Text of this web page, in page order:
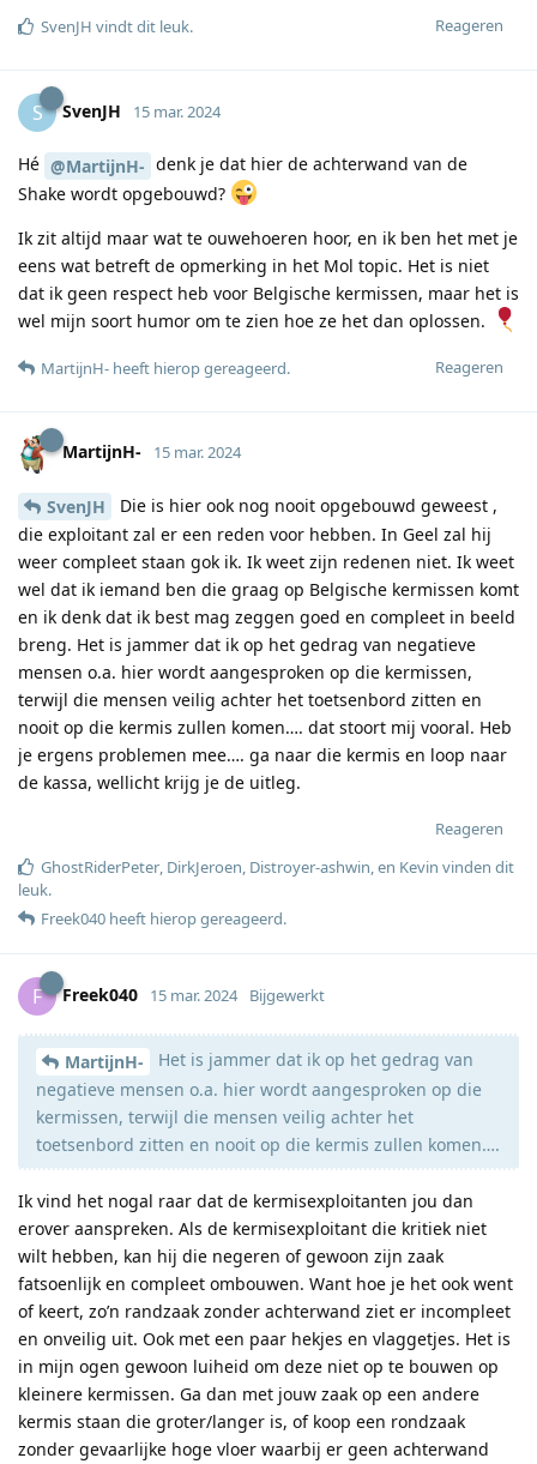
Reageren
SvenJH vindt dit leuk.
S SvenJH 15 mar. 2024
Hé @MartijnH- denk je dat hier de achterwand van de
Shake wordt opgebouwd?
Ik zit altijd maar wat te ouwehoeren hoor, en ik ben het met je
eens wat betreft de opmerking in het Mol topic. Het is niet
dat ik geen respect heb voor Belgische kermissen, maar het is
wel mijn soort humor om te zien hoe ze het dan oplossen.
Reageren
MartijnH- heeft hierop gereageerd.
MartijnH- 15 mar. 2024
SvenJH
Die is hier ook nog nooit opgebouwd geweest ,
die exploitant zal er een reden voor hebben. In Geel zal hij
weer compleet staan gok ik. Ik weet zijn redenen niet. Ik weet
wel dat ik iemand ben die graag op Belgische kermissen komt
en ik denk dat ik best mag zeggen goed en compleet in beeld
breng. Het is jammer dat ik op het gedrag van negatieve
mensen o.a. hier wordt aangesproken op die kermissen,
terwijl die mensen veilig achter het toetsenbord zitten en
nooit op die kermis zullen komen…. dat stoort mij vooral. Heb
je ergens problemen mee…. ga naar die kermis en loop naar
de kassa, wellicht krijg je de uitleg.
Reageren
GhostRiderPeter, DirkJeroen, Distroyer-ashwin, en Kevin vinden dit
leuk.
Freek040 heeft hierop gereageerd.
F Freek040 15 mar. 2024 Bijgewerkt
MartijnH-
Het is jammer dat ik op het gedrag van
negatieve mensen o.a. hier wordt aangesproken op die
kermissen, terwijl die mensen veilig achter het
toetsenbord zitten en nooit op die kermis zullen komen….
Ik vind het nogal raar dat de kermisexploitanten jou dan
erover aanspreken. Als de kermisexploitant die kritiek niet
wilt hebben, kan hij die negeren of gewoon zijn zaak
fatsoenlijk en compleet ombouwen. Want hoe je het ook went
of keert, zo’n randzaak zonder achterwand ziet er incompleet
en onveilig uit. Ook met een paar hekjes en vlaggetjes. Het is
in mijn ogen gewoon luiheid om deze niet op te bouwen op
kleinere kermissen. Ga dan met jouw zaak op een andere
kermis staan die groter/langer is, of koop een rondzaak
zonder gevaarlijke hoge vloer waarbij er geen achterwand